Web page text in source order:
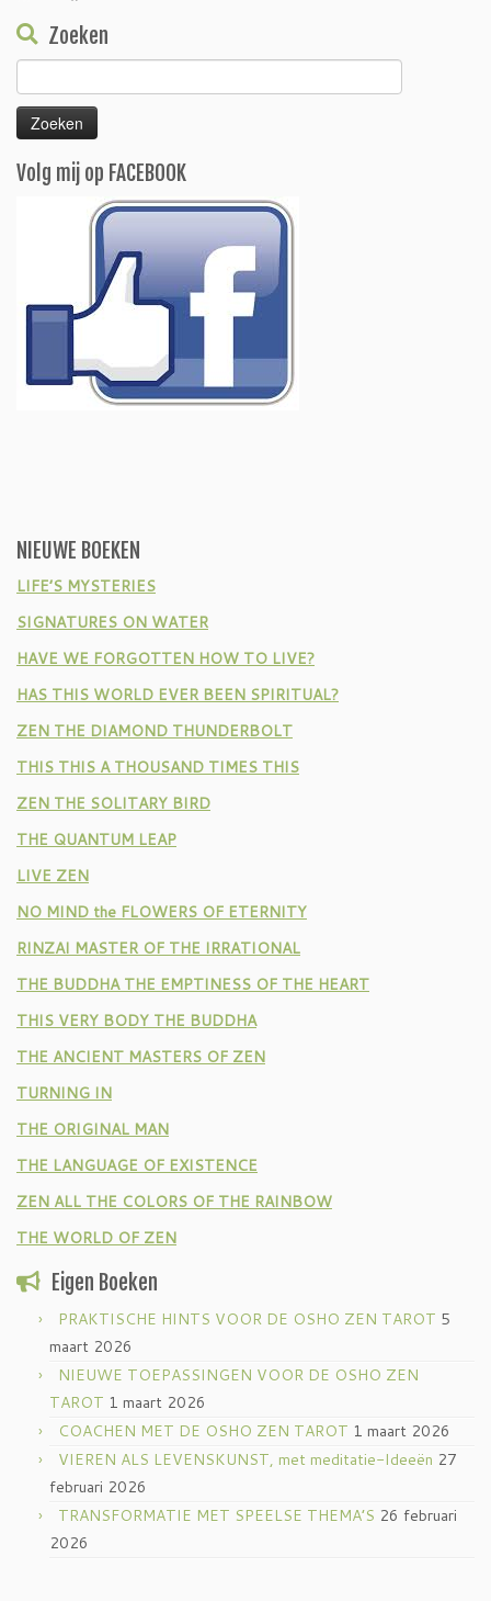
Zoeken
naar:
Volg mij op FACEBOOK
NIEUWE BOEKEN
LIFE’S MYSTERIES
SIGNATURES ON WATER
HAVE WE FORGOTTEN HOW TO LIVE?
HAS THIS WORLD EVER BEEN SPIRITUAL?
ZEN THE DIAMOND THUNDERBOLT
THIS THIS A THOUSAND TIMES THIS
ZEN THE SOLITARY BIRD
THE QUANTUM LEAP
LIVE ZEN
NO MIND the FLOWERS OF ETERNITY
RINZAI MASTER OF THE IRRATIONAL
THE BUDDHA THE EMPTINESS OF THE HEART
THIS VERY BODY THE BUDDHA
THE ANCIENT MASTERS OF ZEN
TURNING IN
THE ORIGINAL MAN
THE LANGUAGE OF EXISTENCE
ZEN ALL THE COLORS OF THE RAINBOW
THE WORLD OF ZEN
Eigen Boeken
PRAKTISCHE HINTS VOOR DE OSHO ZEN TAROT 5
maart 2026
NIEUWE TOEPASSINGEN VOOR DE OSHO ZEN
TAROT 1 maart 2026
COACHEN MET DE OSHO ZEN TAROT 1 maart 2026
VIEREN ALS LEVENSKUNST, met meditatie-Ideeën 27
februari 2026
TRANSFORMATIE MET SPEELSE THEMA’S 26 februari
2026